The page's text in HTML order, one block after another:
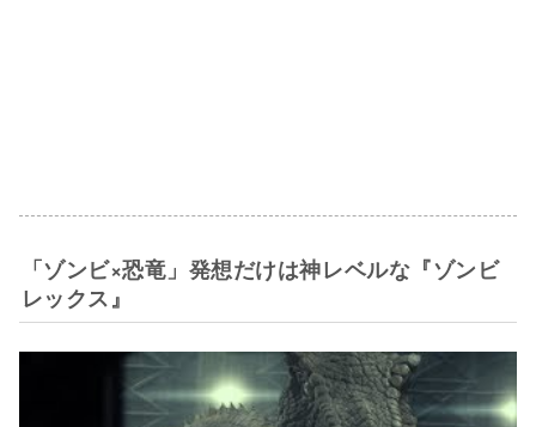
「ゾンビ×恐竜」発想だけは神レベルな『ゾンビ
レックス』